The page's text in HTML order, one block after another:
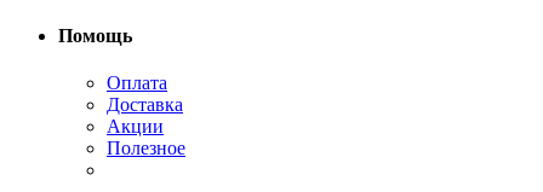
Помощь
Оплата
Доставка
Акции
Полезное